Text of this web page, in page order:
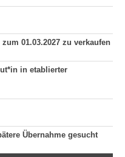
01.03.2027 zu verkaufen
in etablierter
Übernahme gesucht